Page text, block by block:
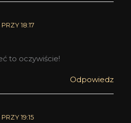
18:17
to oczywiście!
Odpowiedz
19:15